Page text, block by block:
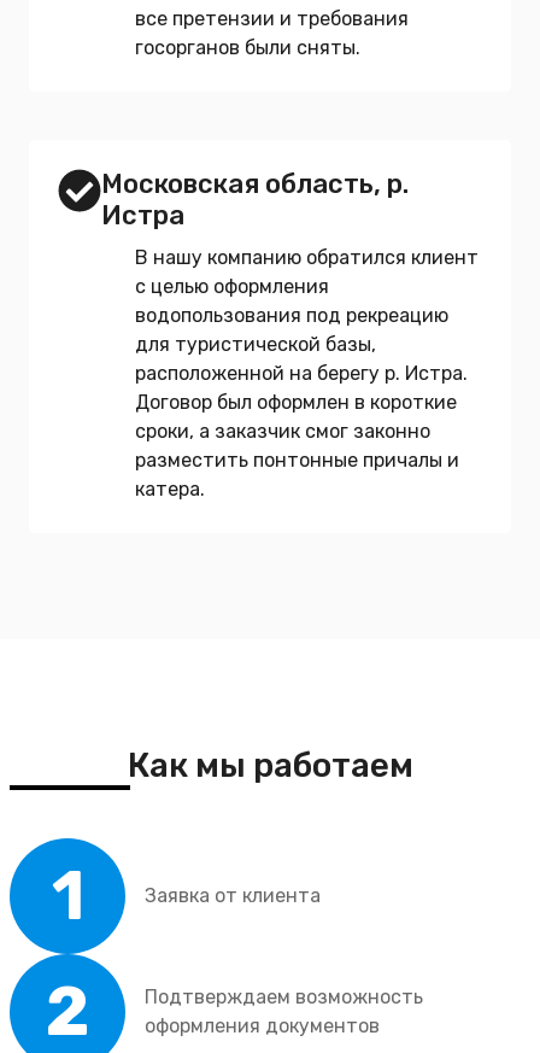
все претензии и требования
госорганов были сняты.
Московская область, р.
Истра
В нашу компанию обратился клиент
с целью оформления
водопользования под рекреацию
для туристической базы,
расположенной на берегу р. Истра.
Договор был оформлен в короткие
сроки, а заказчик смог законно
разместить понтонные причалы и
катера.
Как мы работаем
1 Заявка от клиента
2
Подтверждаем возможность
оформления документов